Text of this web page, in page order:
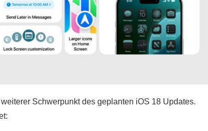
Schwerpunkt des geplanten iOS 18 Updates.